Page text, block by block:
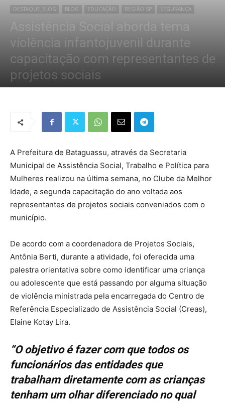
DESTAQUE_BLOG BLOG EDUCAÇÃO REGIÃO SP SEGURANÇA
Assistência Social aborda tema
violência infantojuvenil durante
capacitação com representantes de
projetos sociais
A Prefeitura de Bataguassu, através da Secretaria
Municipal de Assistência Social, Trabalho e Política para
Mulheres realizou na última semana, no Clube da Melhor
Idade, a segunda capacitação do ano voltada aos
representantes de projetos sociais conveniados com o
município.
De acordo com a coordenadora de Projetos Sociais,
Antônia Berti, durante a atividade, foi oferecida uma
palestra orientativa sobre como identificar uma criança
ou adolescente que está passando por alguma situação
de violência ministrada pela encarregada do Centro de
Referência Especializado de Assistência Social (Creas),
Elaine Kotay Lira.
“O objetivo é fazer com que todos os
funcionários das entidades que
trabalham diretamente com as crianças
tenham um olhar diferenciado no qual